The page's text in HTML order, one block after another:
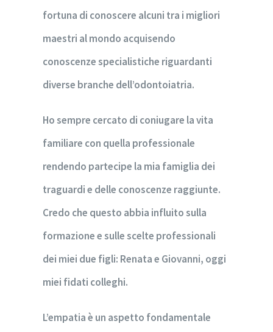
fortuna di conoscere alcuni tra i migliori
maestri al mondo acquisendo
conoscenze specialistiche riguardanti
diverse branche dell’odontoiatria.
Ho sempre cercato di coniugare la vita
familiare con quella professionale
rendendo partecipe la mia famiglia dei
traguardi e delle conoscenze raggiunte.
Credo che questo abbia influito sulla
formazione e sulle scelte professionali
dei miei due figli: Renata e Giovanni, oggi
miei fidati colleghi.
L’empatia è un aspetto fondamentale